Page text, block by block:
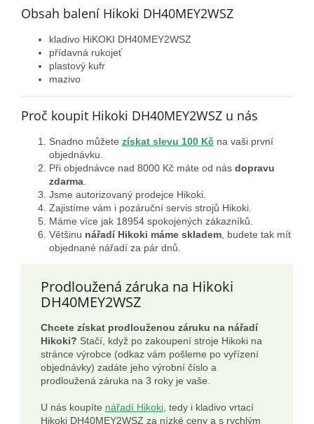
Obsah balení Hikoki DH40MEY2WSZ
kladivo HiKOKI DH40MEY2WSZ
přídavná rukojeť
plastový kufr
mazivo
Proč koupit Hikoki DH40MEY2WSZ u nás
Snadno můžete získat slevu 100 Kč na vaši první
objednávku.
Při objednávce nad 8000 Kč máte od nás dopravu
zdarma
Jsme autorizovaný prodejce Hikoki.
Zajistíme vám i pozáruční servis strojů Hikoki.
Máme více jak 18954 spokojených zákazníků.
Většinu nářadí Hikoki máme skladem , budete tak mít
objednané nářadí za pár dnů.
Prodloužená záruka na Hikoki
DH40MEY2WSZ
Chcete získat prodlouženou záruku na nářadí
Hikoki? Stačí, když po zakoupení stroje Hikoki na
stránce výrobce (odkaz vám pošleme po vyřízení
objednávky) zadáte jeho výrobní číslo a
prodloužená záruka na 3 roky je vaše.
U nás koupíte nářadí Hikoki, tedy i kladivo vrtací
Hikoki DH40MEY2WSZ za nízké ceny a s rychlým